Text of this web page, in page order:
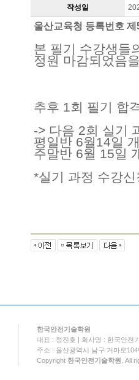
작성일
울산교육청 등록번호
본 필기 수강생들
정원 마감되었음
추후 1회 필기 합
-> 다음 2회 실기
평일반 6월14일
주말반 6월 15일
*실기 과정 수강
한국안전기술학원
대표 : 정진호 | 회사명 : 한국안전
주소 : 울산광역시 남구 거마로
Copyright 한국안전기술학원 . All